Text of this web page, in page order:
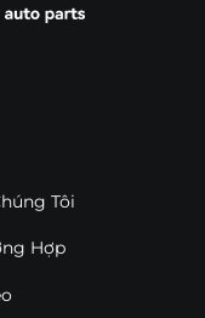
Tôi
Hợp